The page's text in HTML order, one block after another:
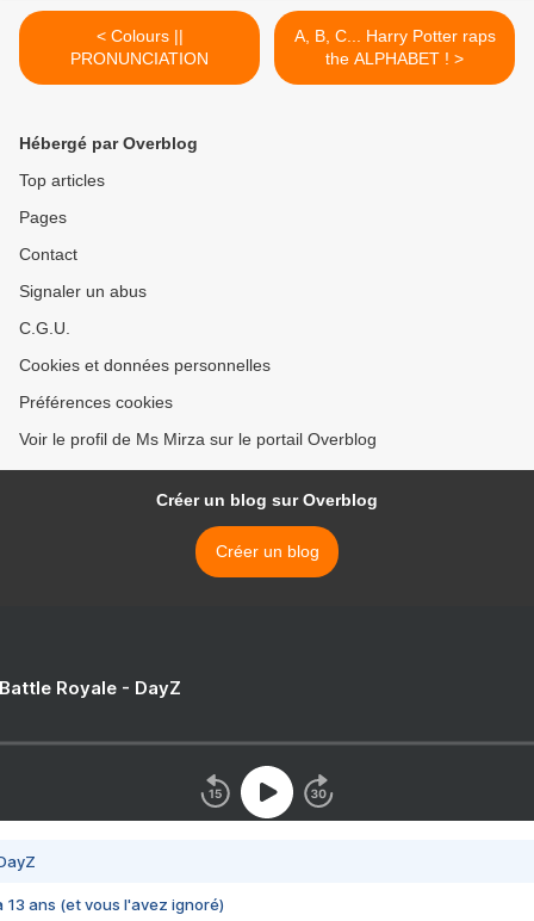
< Colours ||
PRONUNCIATION
A, B, C... Harry Potter raps
the ALPHABET ! >
Hébergé par Overblog
Top articles
Pages
Contact
Signaler un abus
C.G.U.
Cookies et données personnelles
Préférences cookies
Voir le profil de Ms Mirza sur le portail Overblog
Créer un blog sur Overblog
Créer un blog
Royale - DayZ
13 ans (et vous l'avez ignoré)